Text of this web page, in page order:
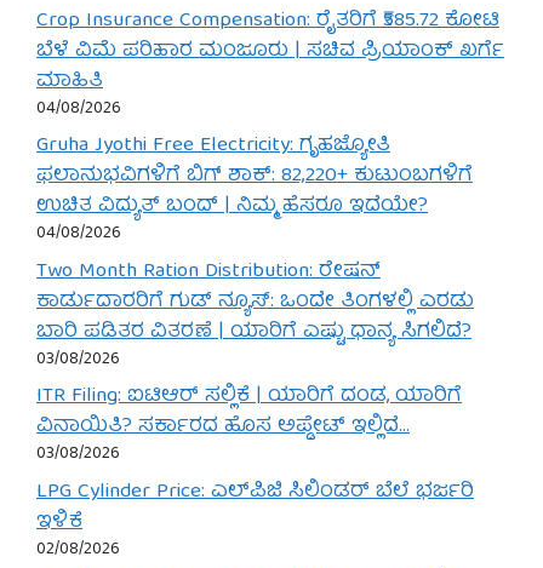
Crop Insurance Compensation: ರೈತರಿಗೆ ₹585.72 ಕೋಟಿ
ಬೆಳೆ ವಿಮೆ ಪರಿಹಾರ ಮಂಜೂರು | ಸಚಿವ ಪ್ರಿಯಾಂಕ್ ಖರ್ಗೆ
ಮಾಹಿತಿ
04/08/2026
Gruha Jyothi Free Electricity: ಗೃಹಜ್ಯೋತಿ
ಫಲಾನುಭವಿಗಳಿಗೆ ಬಿಗ್ ಶಾಕ್: 82,220+ ಕುಟುಂಬಗಳಿಗೆ
ಉಚಿತ ವಿದ್ಯುತ್ ಬಂದ್ | ನಿಮ್ಮ ಹೆಸರೂ ಇದೆಯೇ?
04/08/2026
Two Month Ration Distribution: ರೇಷನ್
ಕಾರ್ಡುದಾರರಿಗೆ ಗುಡ್ ನ್ಯೂಸ್: ಒಂದೇ ತಿಂಗಳಲ್ಲಿ ಎರಡು
ಬಾರಿ ಪಡಿತರ ವಿತರಣೆ | ಯಾರಿಗೆ ಎಷ್ಟು ಧಾನ್ಯ ಸಿಗಲಿದೆ?
03/08/2026
ITR Filing: ಐಟಿಆರ್ ಸಲ್ಲಿಕೆ | ಯಾರಿಗೆ ದಂಡ, ಯಾರಿಗೆ
ವಿನಾಯಿತಿ? ಸರ್ಕಾರದ ಹೊಸ ಅಪ್ಡೇಟ್ ಇಲ್ಲಿದೆ…
03/08/2026
LPG Cylinder Price: ಎಲ್‌ಪಿಜಿ ಸಿಲಿಂಡರ್ ಬೆಲೆ ಭರ್ಜರಿ
ಇಳಿಕೆ
02/08/2026